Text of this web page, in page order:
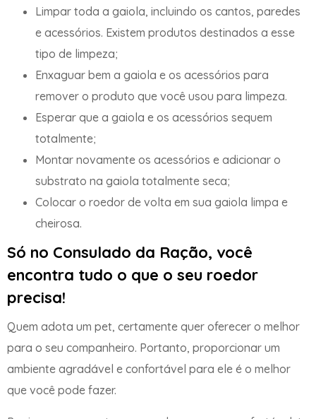
Limpar toda a gaiola, incluindo os cantos, paredes
e acessórios. Existem produtos destinados a esse
tipo de limpeza;
Enxaguar bem a gaiola e os acessórios para
remover o produto que você usou para limpeza.
Esperar que a gaiola e os acessórios sequem
totalmente;
Montar novamente os acessórios e adicionar o
substrato na gaiola totalmente seca;
Colocar o roedor de volta em sua gaiola limpa e
cheirosa.
Só no Consulado da Ração, você
encontra tudo o que o seu roedor
precisa!
Quem adota um pet, certamente quer oferecer o melhor
para o seu companheiro. Portanto, proporcionar um
ambiente agradável e confortável para ele é o melhor
que você pode fazer.